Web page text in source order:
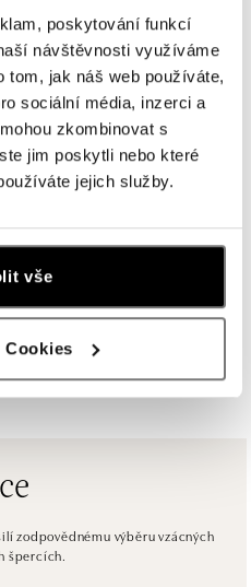
poskytování funkcí
návštěvnosti využíváme
tom, jak náš web používáte,
sociální média, inzerci a
zkombinovat s
jim poskytli nebo které
jejich služby.
vše
Cookies
most, Praha 9
9
4 - Chodov
zodpovědnému výběru vzácných
špercích.